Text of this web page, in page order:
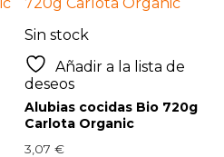
Sin stock
Añadir a la lista de
deseos
Alubias cocidas Bio 720g
Carlota Organic
3,07€